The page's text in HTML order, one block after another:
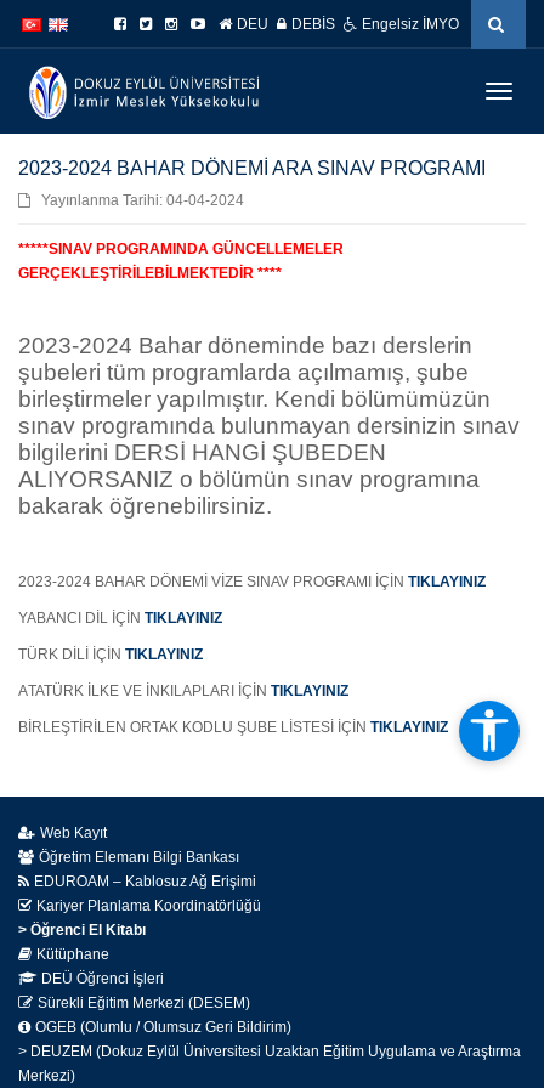
atla
atla
DEU DEBİS Engelsiz İMYO
2023-2024 BAHAR DÖNEMİ ARA SINAV PROGRAMI
Yayınlanma Tarihi: 04-04-2024
*****SINAV PROGRAMINDA GÜNCELLEMELER
GERÇEKLEŞTİRİLEBİLMEKTEDİR ****
2023-2024 Bahar döneminde bazı derslerin
şubeleri tüm programlarda açılmamış, şube
birleştirmeler yapılmıştır. Kendi bölümümüzün
sınav programında bulunmayan dersinizin sınav
bilgilerini DERSİ HANGİ ŞUBEDEN
ALIYORSANIZ o bölümün sınav programına
bakarak öğrenebilirsiniz.
2023-2024 BAHAR DÖNEMİ VİZE SINAV PROGRAMI İÇİN TIKLAYINIZ
YABANCI DİL İÇİN TIKLAYINIZ
TÜRK DİLİ İÇİN TIKLAYINIZ
ATATÜRK İLKE VE İNKILAPLARI İÇİN TIKLAYINIZ
BİRLEŞTİRİLEN ORTAK KODLU ŞUBE LİSTESİ İÇİN TIKLAYINIZ
Web Kayıt
Öğretim Elemanı Bilgi Bankası
EDUROAM – Kablosuz Ağ Erişimi
Kariyer Planlama Koordinatörlüğü
> Öğrenci El Kitabı
Kütüphane
DEÜ Öğrenci İşleri
Sürekli Eğitim Merkezi (DESEM)
OGEB (Olumlu / Olumsuz Geri Bildirim)
> DEUZEM (Dokuz Eylül Üniversitesi Uzaktan Eğitim Uygulama ve Araştırma
Merkezi)